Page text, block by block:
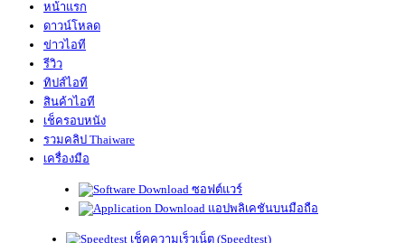
หน้าแรก
ดาวน์โหลด
ข่าวไอที
รีวิว
ทิปส์ไอที
สินค้าไอที
เช็ครอบหนัง
รวมคลิป Thaiware
เครื่องมือ
ซอฟต์แวร์
แอปพลิเคชันบนมือถือ
เช็คความเร็วเน็ต (Speedtest)